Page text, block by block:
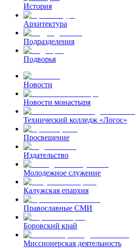
История
Архитектура
Подразделения
Подворья
Новости
Новости монастыря
Технический колледж «Логос»
Просвещение
Издательство
Молодежное служение
Калужская епархия
Православные СМИ
Боровский край
Миссионерская деятельность